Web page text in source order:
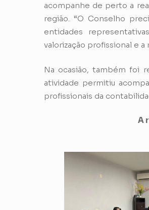
acompanhe de perto a
região. “O Conselho
entidades
valorização profissional e
Na ocasião, também foi
atividade permitiu
profissionais da
A